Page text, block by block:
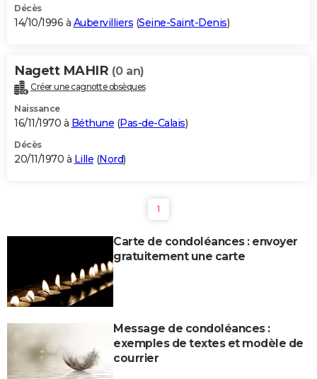
Décès
14/10/1996 à Aubervilliers (Seine-Saint-Denis)
Nagett MAHIR (0 an)
Créer une cagnotte obsèques
Naissance
16/11/1970 à Béthune (Pas-de-Calais)
Décès
20/11/1970 à Lille (Nord)
1
Carte de condoléances : envoyer
gratuitement une carte
Message de condoléances :
exemples de textes et modèle de
courrier